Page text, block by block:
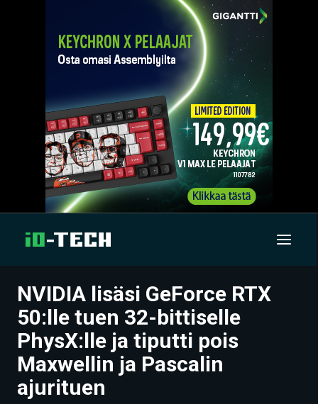
UUTISET
ARTIKKELIT
VIDEOT
TECHBBS
NVIDIA lisäsi GeForce RTX
50:lle tuen 32-bittiselle
PhysX:lle ja tiputti pois
Maxwellin ja Pascalin
ajurituen